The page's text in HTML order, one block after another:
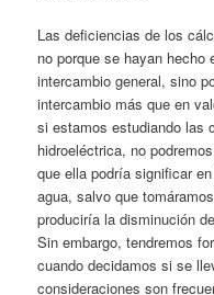
Las deficiencias de los
no porque se hayan hecho
intercambio general, sino
intercambio más que en
si estamos estudiando las
hidroeléctrica, no
que ella podría significar
agua, salvo que
produciría la disminución
Sin embargo, tendremos
cuando decidamos si se
consideraciones son